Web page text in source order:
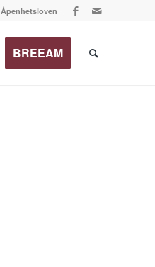
Åpenhetsloven
BREEAM